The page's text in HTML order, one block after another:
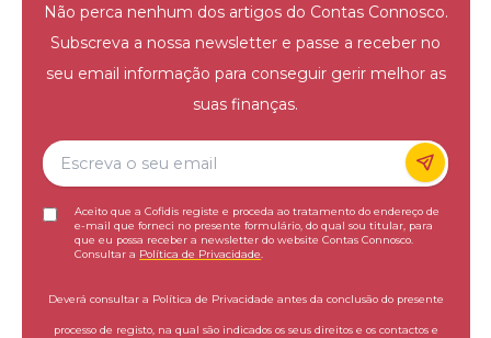
Não perca nenhum dos artigos do Contas Connosco.
Subscreva a nossa newsletter e passe a receber no
seu email informação para conseguir gerir melhor as
suas finanças.
Aceito que a Cofidis registe e proceda ao tratamento do endereço de
e-mail que forneci no presente formulário, do qual sou titular, para
que eu possa receber a newsletter do website Contas Connosco.
Consultar a Política de Privacidade
Deverá consultar a Política de Privacidade antes da conclusão do presente
processo de registo, na qual são indicados os seus direitos e os contactos e